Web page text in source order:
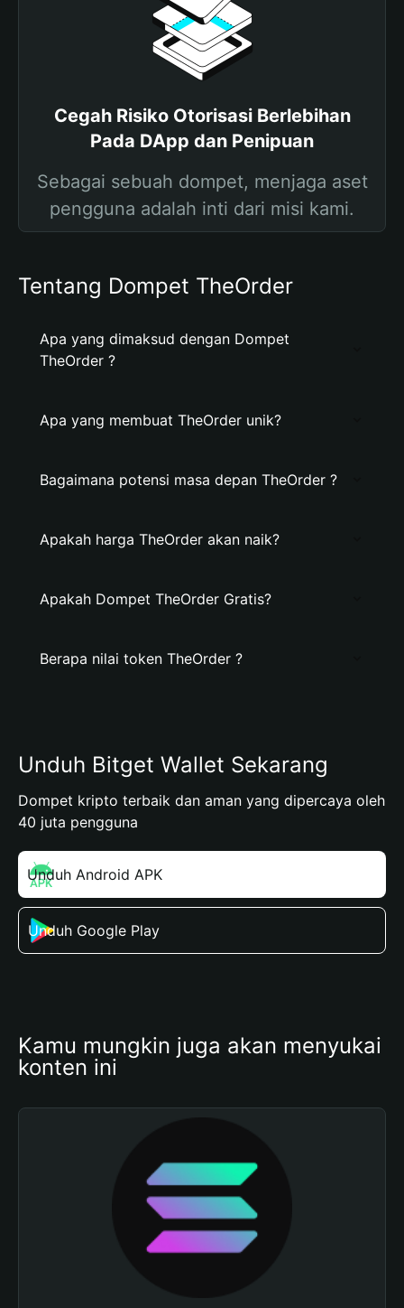
Cegah Risiko Otorisasi Berlebihan
Pada DApp dan Penipuan
Sebagai sebuah dompet, menjaga aset
pengguna adalah inti dari misi kami.
Tentang Dompet TheOrder
Apa yang dimaksud dengan Dompet
TheOrder ?
Apa yang membuat TheOrder unik?
Bagaimana potensi masa depan TheOrder ?
Apakah harga TheOrder akan naik?
Apakah Dompet TheOrder Gratis?
Berapa nilai token TheOrder ?
Unduh Bitget Wallet Sekarang
Dompet kripto terbaik dan aman yang dipercaya oleh
40 juta pengguna
Unduh Android APK
Unduh Google Play
Kamu mungkin juga akan menyukai
konten ini